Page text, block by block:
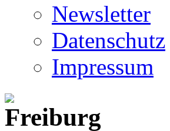
Newsletter
Datenschutz
Impressum